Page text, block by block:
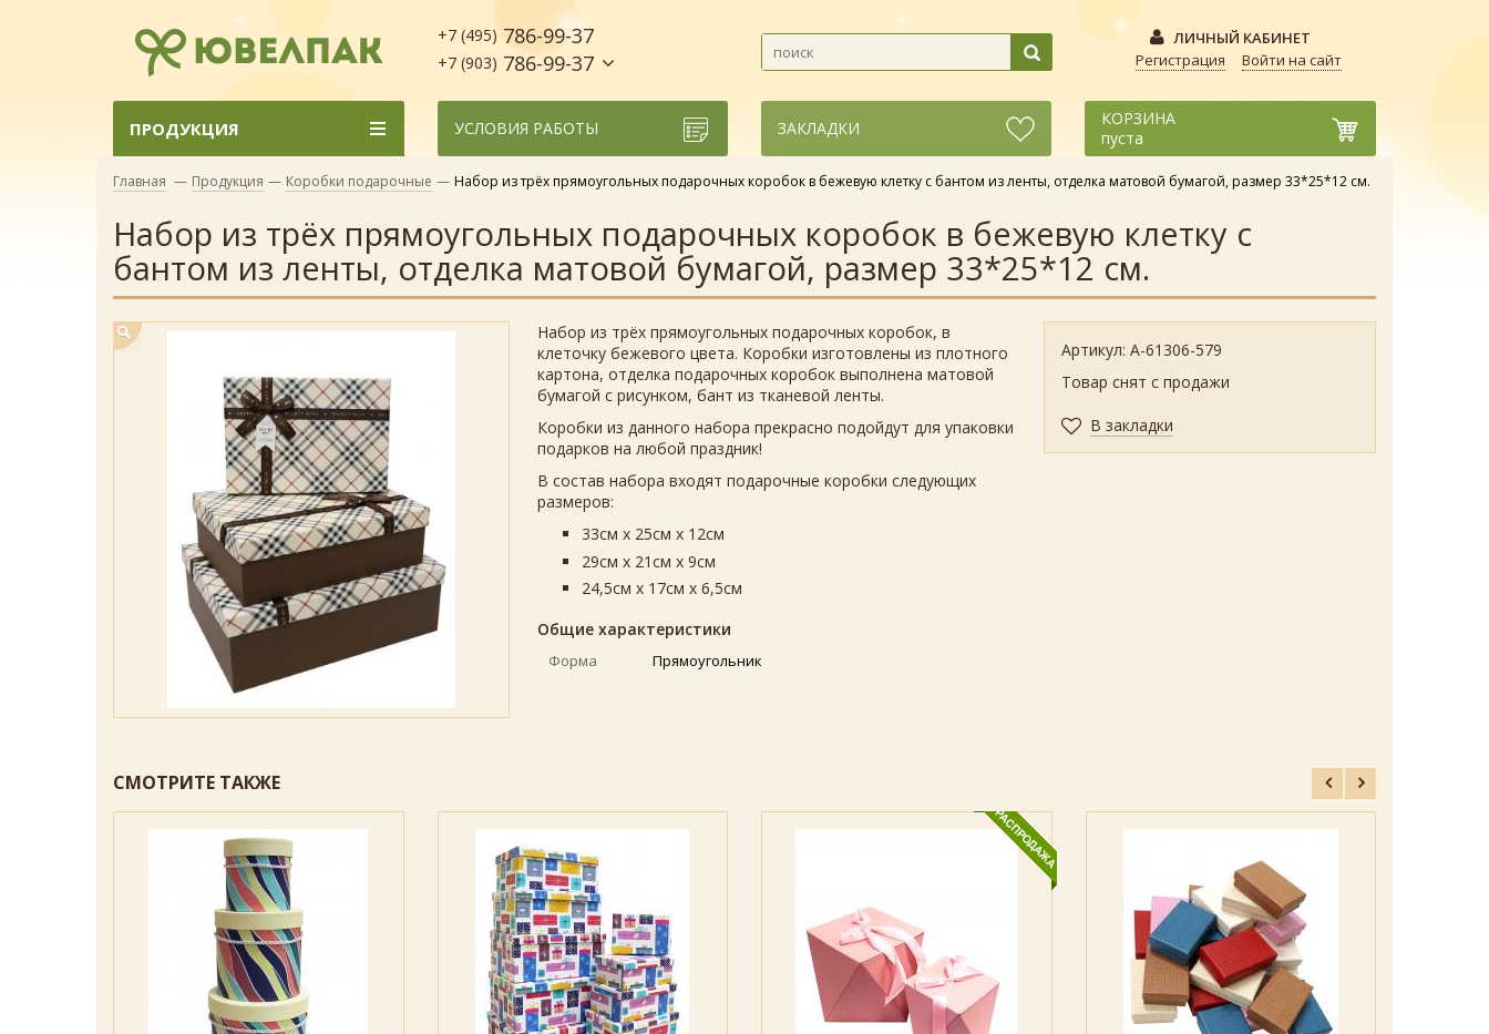
+7 (495) 786-99-37
+7 (903) 786-99-37
ЛИЧНЫЙ КАБИНЕТ
Регистрация
Войти на сайт
ПРОДУКЦИЯ УСЛОВИЯ РАБОТЫ ЗАКЛАДКИ
КОРЗИНА
пуста
Главная — Продукция — Коробки подарочные — Набор из трёх прямоугольных подарочных коробок в бежевую клетку с бантом из ленты, отделка матовой бумагой, размер 33*25*12 см.
Набор из трёх прямоугольных подарочных коробок в бежевую клетку с
бантом из ленты, отделка матовой бумагой, размер 33*25*12 см.
Артикул: А-61306-579
Товар снят с продажи
В закладки
Набор из трёх прямоугольных подарочных коробок, в
клеточку бежевого цвета. Коробки изготовлены из плотного
картона, отделка подарочных коробок выполнена матовой
бумагой с рисунком, бант из тканевой ленты.
Коробки из данного набора прекрасно подойдут для упаковки
подарков на любой праздник!
В состав набора входят подарочные коробки следующих
размеров:
33см х 25см х 12см
29см х 21см х 9см
24,5см х 17см х 6,5см
Общие характеристики
Форма Прямоугольник
СМОТРИТЕ ТАКЖЕ